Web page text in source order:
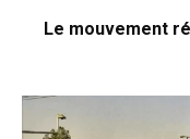
Le mouvement